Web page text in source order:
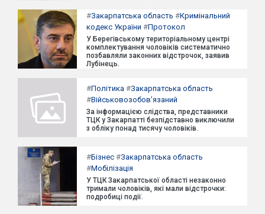
#Закарпатська область #Кримінальний
кодекс України #Протокол
У Берегівському територіальному центрі
комплектування чоловіків систематично
позбавляли законних відстрочок, заявив
Лубінець.
#Політика #Закарпатська область
#Військовозобов'язаний
За інформацією слідства, представники
ТЦК у Закарпатті безпідставно виключили
з обліку понад тисячу чоловіків.
#Бізнес #Закарпатська область
#Мобілізація
У ТЦК Закарпатської області незаконно
тримали чоловіків, які мали відстрочки:
подробиці події.